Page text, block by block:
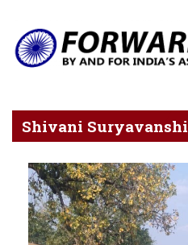
Shivani Suryavanshi